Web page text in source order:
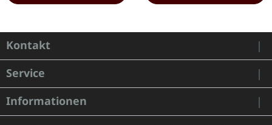
Kontakt
Service
Informationen